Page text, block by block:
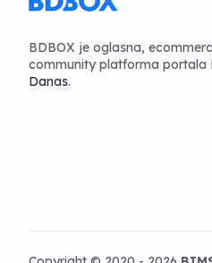
BDBOX je oglasna,
community platforma portala
Danas.